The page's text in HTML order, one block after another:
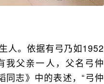
人。依据有弓乃如1952
我父亲一人，父名弓仲
志》中的表述，“弓仲